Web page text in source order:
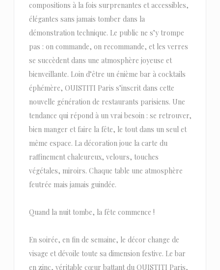
compositions à la fois surprenantes et accessibles,
élégantes sans jamais tomber dans la
démonstration technique. Le public ne s’y trompe
pas : on commande, on recommande, et les verres
se succèdent dans une atmosphère joyeuse et
bienveillante. Loin d’être un énième bar à cocktails
éphémère, OUISTITI Paris s’inscrit dans cette
nouvelle génération de restaurants parisiens. Une
tendance qui répond à un vrai besoin : se retrouver,
bien manger et faire la fête, le tout dans un seul et
même espace. La décoration joue la carte du
raffinement chaleureux, velours, touches
végétales, miroirs. Chaque table une atmosphère
feutrée mais jamais guindée.
Quand la nuit tombe, la fête commence !
En soirée, en fin de semaine, le décor change de
visage et dévoile toute sa dimension festive. Le bar
en zinc, véritable cœur battant du OUISTITI Paris,